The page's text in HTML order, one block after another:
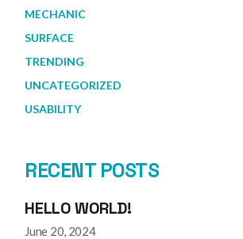
MECHANIC
SURFACE
TRENDING
UNCATEGORIZED
USABILITY
RECENT POSTS
HELLO WORLD!
June 20, 2024